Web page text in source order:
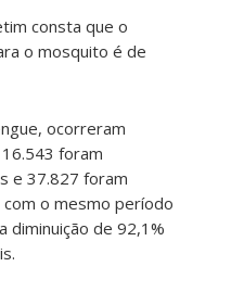
consta que o
o mosquito é de
ocorreram
foram
e 37.827 foram
o mesmo período
diminuição de 92,1%